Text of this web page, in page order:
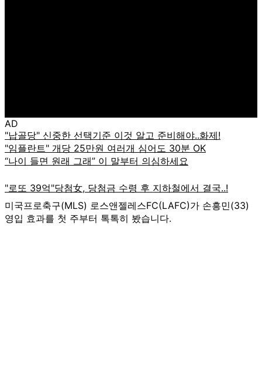
AD
미국프로축구(MLS) 로스앤젤레스FC(LAFC)가 손흥민(33)
영입 효과를 첫 주부터 톡톡히 봤습니다.